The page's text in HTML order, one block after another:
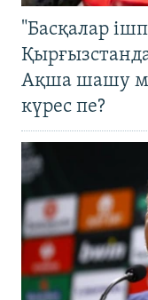
"Басқалар
Ақша шашу
күрес пе?